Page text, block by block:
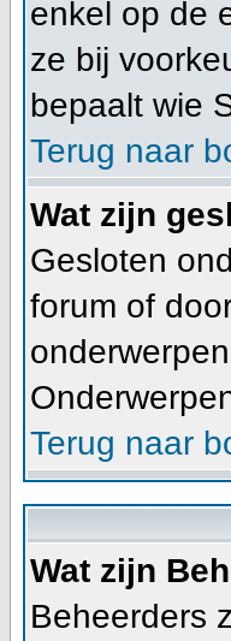
enkel op de
ze bij
bepaalt wie
Terug naar
Wat zijn
Gesloten
forum of
Terug naar
Wat zijn
Beheerders